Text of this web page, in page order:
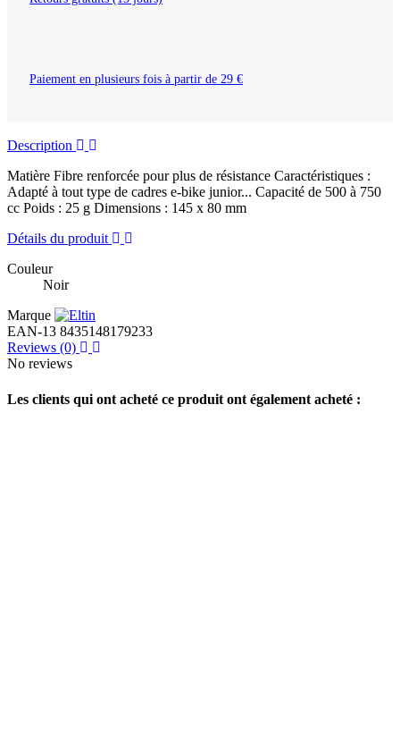
Paiement en plusieurs fois à partir de 29 €
Description
Matière Fibre renforcée pour plus de résistance Caractéristiques :
Adapté à tout type de cadres e-bike junior... Capacité de 500 à 750
cc Poids : 25 g Dimensions : 145 x 80 mm
Détails du produit
Couleur
Noir
Marque
EAN-13 8435148179233
Reviews (0)
No reviews
Les clients qui ont acheté ce produit ont également acheté :